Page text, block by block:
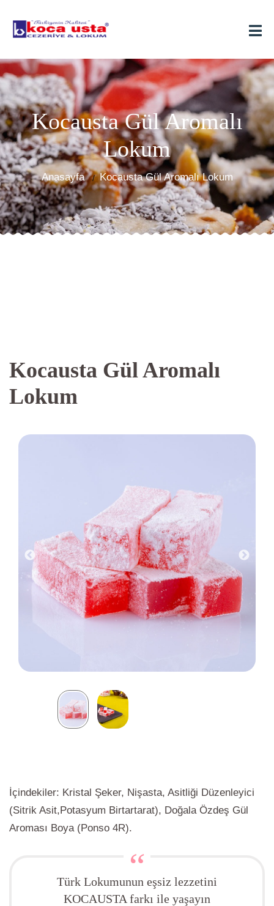
Kocausta Gül Aromalı
Lokum
Anasayfa Kocausta Gül Aromalı Lokum
Kocausta Gül Aromalı
Lokum
İçindekiler: Kristal Şeker, Nişasta, Asitliği Düzenleyici
(Sitrik Asit,Potasyum Birtartarat), Doğala Özdeş Gül
Aroması Boya (Ponso 4R).
Türk Lokumunun eşsiz lezzetini
KOCAUSTA farkı ile yaşayın